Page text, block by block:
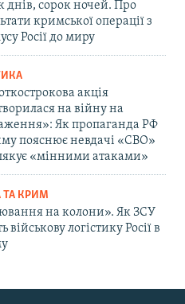
днів, сорок ночей. Про
кримської операції з
Росії до миру
акція
на війну на
Як пропаганда РФ
пояснює невдачі «СВО»
«мінними атаками»
ТА КРИМ
на колони». Як ЗСУ
військову логістику Росії в